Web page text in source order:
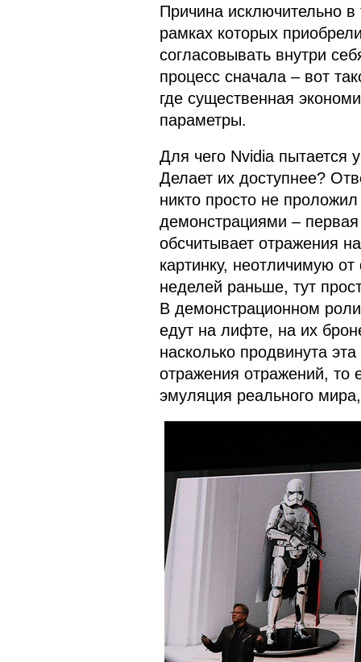
Причина исключительно
рамках которых
согласовывать внутри
процесс сначала – вот
где существенная
параметры.
Для чего Nvidia пытается
Делает их доступнее?
никто просто не
демонстрациями –
обсчитывает отражения
картинку, неотличимую
неделей раньше, тут
В демонстрационном
едут на лифте, на их
насколько продвинута
отражения отражений, то
эмуляция реального